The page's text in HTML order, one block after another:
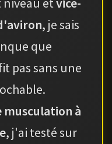
, je sais
que
pas sans une
musculation à
, j'ai testé sur